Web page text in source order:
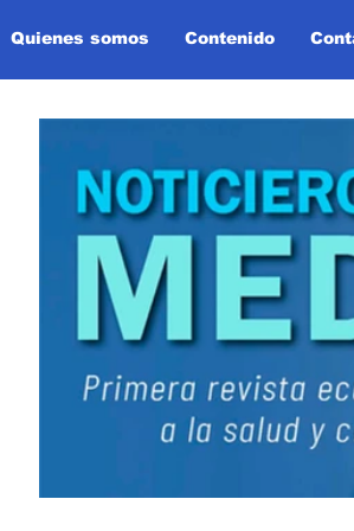
Quienes somos Contenido